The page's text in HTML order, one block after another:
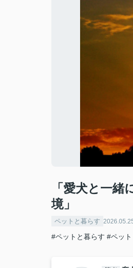
「愛犬と一
境」
ペットと暮らす
#ペットと暮らす #ペット